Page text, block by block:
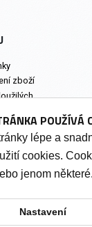
zboží
odběr
POUŽÍVÁ
lépe a
cookies.
jenom některé.
Nastavení